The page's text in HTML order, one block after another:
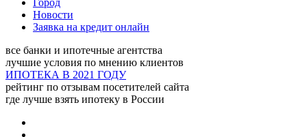
Земли Подмосковья
Новости
Заявка на кредит онлайн
все банки и ипотечные агентства
лучшие условия по мнению клиентов
ИПОТЕКА В 2021 ГОДУ
рейтинг по отзывам посетителей сайта
где лучше взять ипотеку в России